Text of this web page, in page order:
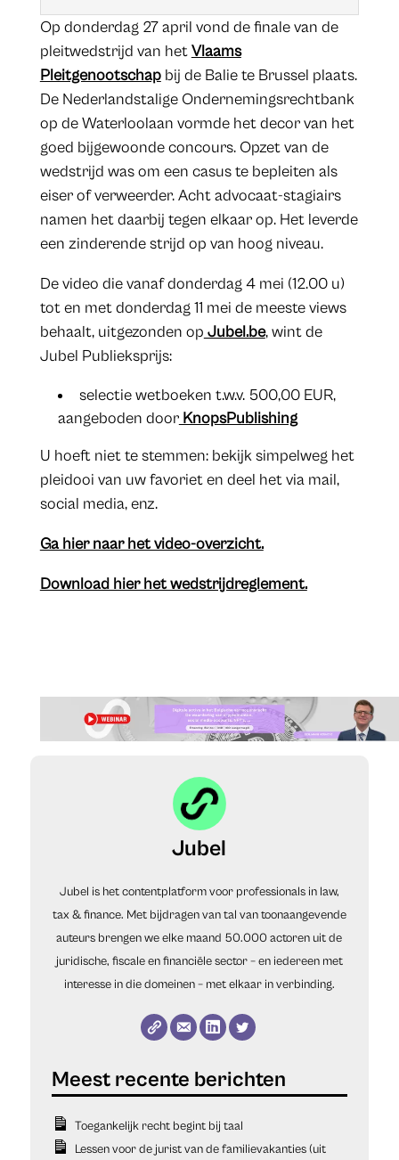
Op donderdag 27 april vond de finale van de
pleitwedstrijd van hetVlaams
Pleitgenootschapbij de Balie te Brussel plaats.
De Nederlandstalige Ondernemingsrechtbank
op de Waterloolaan vormde het decor van het
goed bijgewoonde concours. Opzet van de
wedstrijd was om een casus te bepleiten als
eiser of verweerder. Acht advocaat-stagiairs
namen het daarbij tegen elkaar op. Het leverde
een zinderende strijd op van hoog niveau.
De video die vanaf donderdag 4 mei (12.00 u)
tot en met donderdag 11 mei de meeste views
behaalt, uitgezonden op Jubel.be, wint de
Jubel Publieksprijs:
selectie wetboeken t.w.v. 500,00 EUR,
aangeboden doorKnopsPublishing
U hoeft niet te stemmen: bekijk simpelweg het
pleidooi van uw favoriet en deel het via mail,
social media, enz.
Ga hier naar het video-overzicht.
Download hier het wedstrijdreglement.
Jubel
Jubel is het contentplatform voor professionals in law,
tax & finance. Met bijdragen van tal van toonaangevende
auteurs brengen we elke maand 50.000 actoren uit de
juridische, fiscale en financiële sector – en iedereen met
interesse in die domeinen – met elkaar in verbinding.
Toegankelijk recht begint bij taal
Lessen voor de jurist van de familievakanties (uit